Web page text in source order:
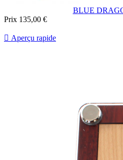
BLUE
Prix 135,00 €
 Aperçu rapide